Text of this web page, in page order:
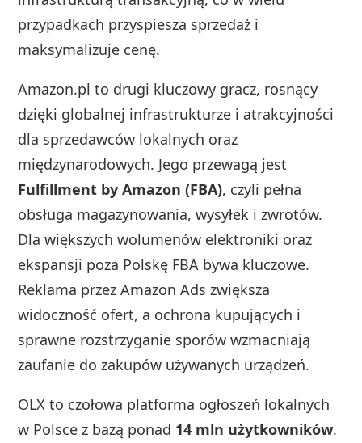
przypadkach przyspiesza sprzedaż i
maksymalizuje cenę.
Amazon.pl to drugi kluczowy gracz, rosnący
dzięki globalnej infrastrukturze i atrakcyjności
dla sprzedawców lokalnych oraz
międzynarodowych. Jego przewagą jest
Fulfillment by Amazon (FBA), czyli pełna
obsługa magazynowania, wysyłek i zwrotów.
Dla większych wolumenów elektroniki oraz
ekspansji poza Polskę FBA bywa kluczowe.
Reklama przez Amazon Ads zwiększa
widoczność ofert, a ochrona kupujących i
sprawne rozstrzyganie sporów wzmacniają
zaufanie do zakupów używanych urządzeń.
OLX to czołowa platforma ogłoszeń lokalnych
w Polsce z bazą ponad 14 mln użytkowników.